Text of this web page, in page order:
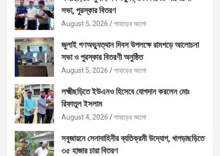
সভা, পুরস্কার বিতরণ
August 5, 2026 পাহাড়ের আলো
জুলাই গণঅভ্যুত্থান দিবস উপলক্ষে রামগড়ে আলোচনা
সভা ও পুরস্কার বিতরণী অনুষ্ঠিত
August 5, 2026 পাহাড়ের আলো
লক্ষ্মীছড়িতে ইউএনও হিসেবে যোগদান করলেন মোঃ
রিফাতুল ইসলাম
August 4, 2026 পাহাড়ের আলো
সবুজায়নে সেনাবাহিনীর ব্যতিক্রমী উদ্যোগ, খাগড়াছড়িতে
৩৫ হাজার চারা বিতরণ